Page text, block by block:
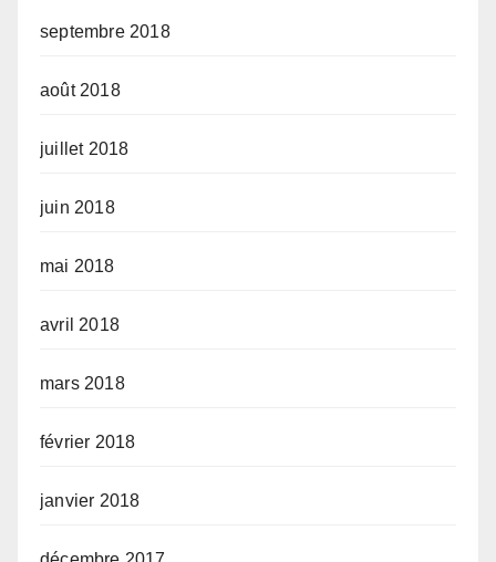
septembre 2018
août 2018
juillet 2018
juin 2018
mai 2018
avril 2018
mars 2018
février 2018
janvier 2018